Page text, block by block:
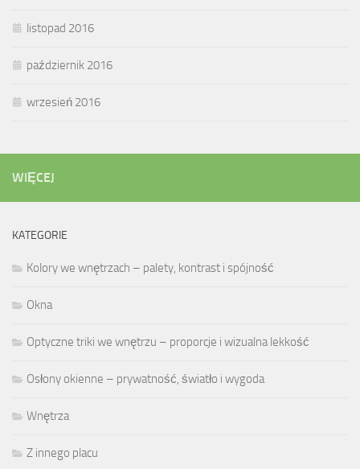
listopad 2016
październik 2016
wrzesień 2016
WIĘCEJ
KATEGORIE
Kolory we wnętrzach – palety, kontrast i spójność
Okna
Optyczne triki we wnętrzu – proporcje i wizualna lekkość
Osłony okienne – prywatność, światło i wygoda
Wnętrza
Z innego placu